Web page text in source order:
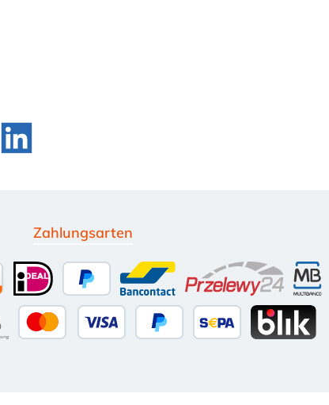
LinkedIn
Zahlungsarten
PayPal
auf Rechnung (10 Tage Netto)
iDEAL Bancontact Przelewy24